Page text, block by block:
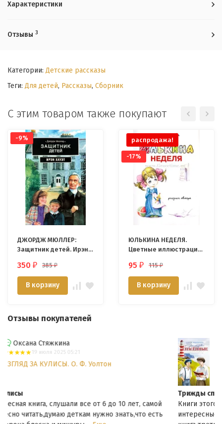
Характеристики
Отзывы 3
Категории: Детские рассказы
Теги: Для детей, Рассказы, Сборник
С этим товаром также покупают
-9%
ДЖОРДЖ МЮЛЛЕР:
Защитник детей. Ирэн
350 ₽ 385₽
В корзину
распродажа!
-17%
ЮЛЬКИНА НЕДЕЛЯ.
Цветные иллюстрации.
95 ₽ 115₽
В корзину
Отзывы покупателей
есть
ТРИЖДЫ СПАСЕННЫЕ. Игорь
Книги этого автора читаем с удовольствием. Всегда
интересные и захватывающие морские приключения.